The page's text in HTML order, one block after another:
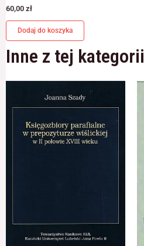
60,00 zł
Dodaj do koszyka
Inne z tej kategorii